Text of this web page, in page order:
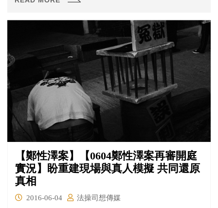
【鄭性澤案】【0604鄭性澤案再審開庭
實況】盼重建現場與真人模擬 共同還原
真相
2016-06-04
法操司想傳媒